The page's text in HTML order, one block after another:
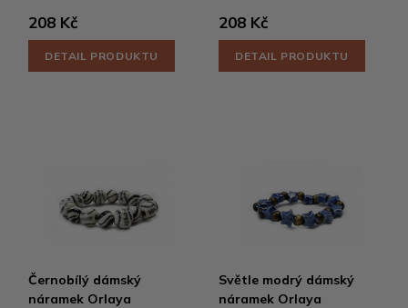
208 Kč
DETAIL PRODUKTU
208 Kč
DETAIL PRODUKTU
Černobílý dámský
náramek Orlaya
Světle modrý dámský
náramek Orlaya